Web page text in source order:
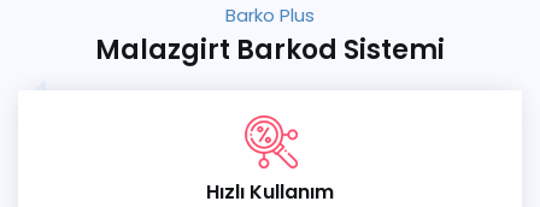
Barko Plus
Malazgirt Barkod Sistemi
Hızlı Kullanım